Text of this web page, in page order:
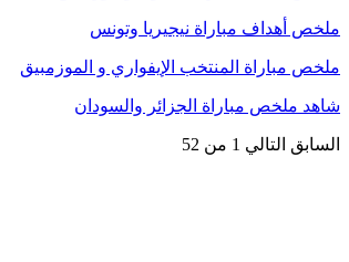
ملخص أهداف مباراة نيجيريا وتونس
ملخص مباراة المنتخب الإيفواري و الموزمبيق
شاهد ملخص مباراة الجزائر والسودان
السابق التالي 1 من 52